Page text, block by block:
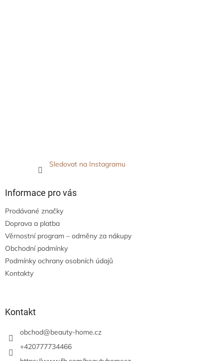
Sledovat na Instagramu
Informace pro vás
Prodávané značky
Doprava a platba
Věrnostní program – odměny za nákupy
Obchodní podmínky
Podmínky ochrany osobních údajů
Kontakty
Kontakt
obchod@beauty-home.cz
+420777734466